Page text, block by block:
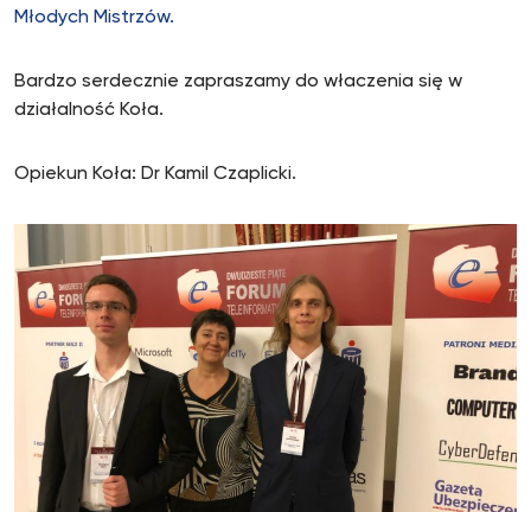
Młodych Mistrzów.
Bardzo serdecznie zapraszamy do właczenia się w
działalność Koła.
Opiekun Koła: Dr Kamil Czaplicki.